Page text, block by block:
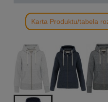
Karta Produktu/tabela